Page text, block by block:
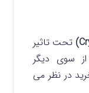
تحت تاثیر
سوی دیگر
در نظر می